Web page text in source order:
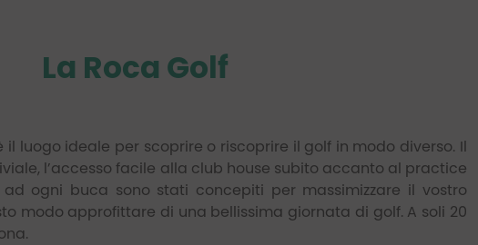
La Roca Golf
il luogo ideale per scoprire o riscoprire il golf in modo diverso. Il
l’accesso facile alla club house subito accanto al practice
ogni buca sono stati concepiti per massimizzare il vostro
modo approfittare di una bellissima giornata di golf. A soli 20